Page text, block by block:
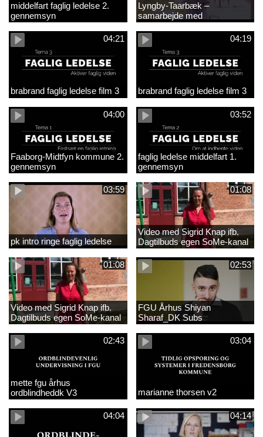
middelfart faglig ledelse 2.
gennemsyn
Lyngby-Taarbæk –
samarbejde med
Praksiskonsulenterne
04:21
brabrand faglig ledelse film 3
04:19
brabrand faglig ledelse film 3
04:00
Faaborg-Midtfyn kommune 2.
gennemsyn
03:52
faglig ledelse middelfart 1.
gennemsyn
03:59
pk intro ringe faglig ledelse
01:08
Video med Sigrid Knap ifb.
Dagtilbuds egen SoMe-kanal
med tekster
01:08
Video med Sigrid Knap ifb.
Dagtilbuds egen SoMe-kanal
02:53
FGU Århus Shiyan
Sharaf_DK Subs
02:43
mette fgu århus
ordblindheddk V3
03:04
marianne thorsen v2
04:04 04:14